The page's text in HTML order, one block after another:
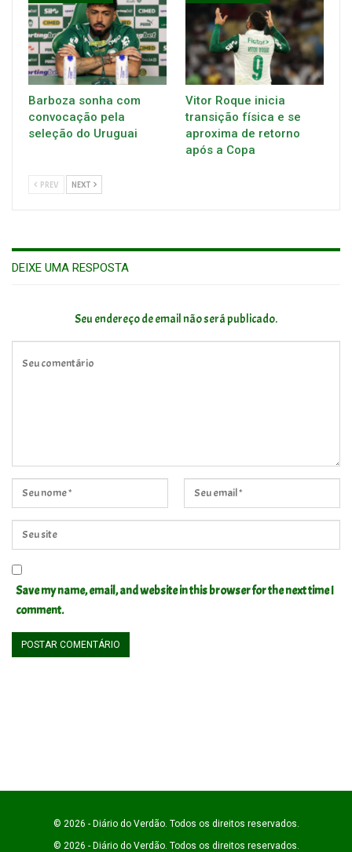
Barboza sonha com
convocação pela
seleção do Uruguai
Vitor Roque inicia
transição física e se
aproxima de retorno
após a Copa
PREV NEXT
DEIXE UMA RESPOSTA
Seu endereço de email não será publicado.
Save my name, email, and website in this browser for the next time I
comment.
© 2026 - Diário do Verdão. Todos os direitos reservados.
© 2026 - Diário do Verdão. Todos os direitos reservados.